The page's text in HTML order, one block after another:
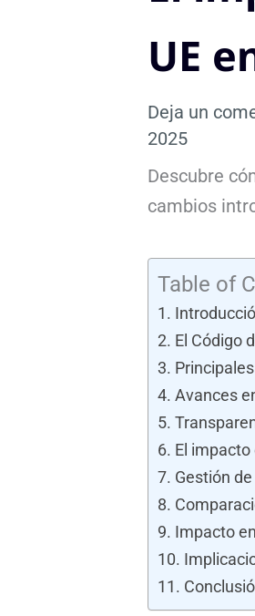
UE
Deja un
2025
Descubre
cambios
Table of
El Código
Avances
El
Gestión
Impacto